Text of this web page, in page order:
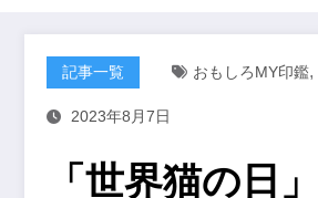
記事一覧 おもしろMY印鑑,
2023年8月7日
「世界猫の日